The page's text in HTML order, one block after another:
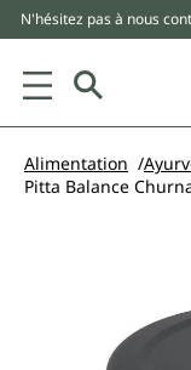
principal
N'hésitez pas à nous
Alimentation